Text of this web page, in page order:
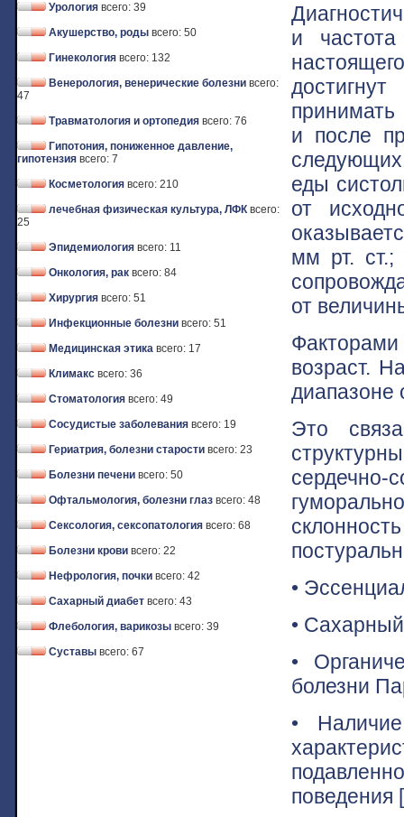
Урология всего: 39
Акушерство, роды всего: 50
Гинекология всего: 132
Венерология, венерические болезни всего:
47
Травматология и ортопедия всего: 76
Гипотония, пониженное давление,
гипотензия всего: 7
Косметология всего: 210
лечебная физическая культура, ЛФК всего:
25
Эпидемиология всего: 11
Онкология, рак всего: 84
Хирургия всего: 51
Инфекционные болезни всего: 51
Медицинская этика всего: 17
Климакс всего: 36
Стоматология всего: 49
Сосудистые заболевания всего: 19
Гериатрия, болезни старости всего: 23
Болезни печени всего: 50
Офтальмология, болезни глаз всего: 48
Сексология, сексопатология всего: 68
Болезни крови всего: 22
Нефрология, почки всего: 42
Сахарный диабет всего: 43
Флебология, варикозы всего: 39
Суставы всего: 67
и
принимать
и после
еды
от
мм рт.
от
Факторами
возраст.
диапазоне
Это
•
•
•
болезни
•
поведения